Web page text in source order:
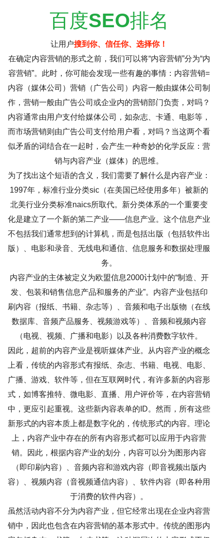
百度SEO排名
让用户搜到你、信任你、选择你！
在确定内容营销的形式之前，我们可以将“内容营销”分为“内
容营销”。此时，你可能会发现一些有趣的事情：内容营销=
内容（媒体公司）营销（广告公司）内容一般由媒体公司制
作，营销一般由广告公司或企业内的营销部门负责，对吗？
内容通常由用户支付给媒体公司，如杂志、卡通、电影等，
而市场营销则由广告公司支付给用户看，对吗？当这两个看
似矛盾的词结合在一起时，会产生一种奇妙的化学反应：营
销与内容产业（媒体）的思维。
为了找出这个短语的含义，我们需要了解什么是内容产业：
1997年，标准行业分类sic（在美国已经使用多年）被新的
北美行业分类标准naics所取代。新分类体系的一个重要变
化是建立了一个新的第二产业——信息产业。这个信息产业
不包括我们通常想到的计算机，而是包括出版（包括软件出
版）、电影和录音、无线电和通信、信息服务和数据处理服
务。
内容产业的主体被定义为欧盟信息2000计划中的“制造、开
发、包装和销售信息产品和服务的产业”。内容产业包括印
刷内容（报纸、书籍、杂志等）、音频和电子出版物（在线
数据库、音频产品服务、视频游戏等）、音频和视频内容
（电视、视频、广播和电影）以及各种消费数字软件。
因此，超前的内容产业是视听媒体产业。从内容产业的概念
上看，传统的内容形式有报纸、杂志、书籍、电视、电影、
广播、游戏、软件等，但在互联网时代，有许多新的内容形
式，如博客推特、微电影、直播、用户评价等，在内容营销
中，更应引起重视。这些新内容表单的ID。然而，所有这些
新形式的内容本质上都是数字化的，传统形式的内容。理论
上，内容产业中存在的所有内容形式都可以应用于内容营
销。因此，根据内容产业的划分，内容可以分为图形内容
（即印刷内容）、音频内容和游戏内容（即音视频出版内
容）、视频内容（音视频通信内容）、软件内容（即各种用
于消费的软件内容）。
虽然活动内容不分为内容产业，但它经常出现在企业内容营
销中，因此也包含在内容营销的基本形式中。传统的图形内